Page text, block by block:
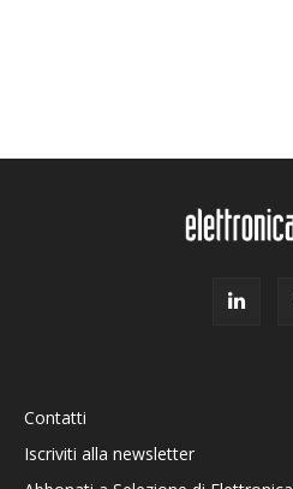
Contatti
Iscriviti alla newsletter